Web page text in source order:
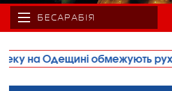
БЕСАРАБІЯ
великовагового транспорту